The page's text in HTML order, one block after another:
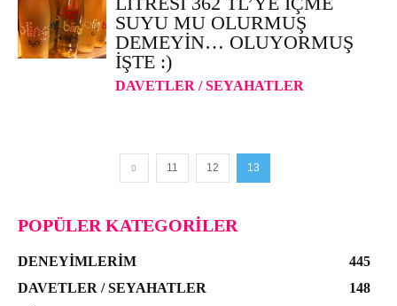
SUYU MU OLURMUŞ
DEMEYIN… OLUYORMUŞ
IŞTE :)
DAVETLER / SEYAHATLER
11 12 13
POPÜLER KATEGORILER
DENEYIMLERIM
445
DAVETLER / SEYAHATLER
148